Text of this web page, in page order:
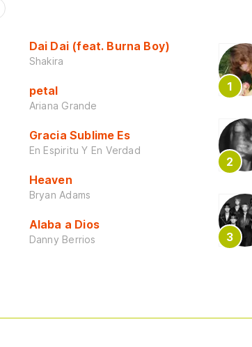
Dai Dai (feat. Burna Boy)
Shakira
petal
Ariana Grande
Gracia Sublime Es
En Espiritu Y En Verdad
Heaven
Bryan Adams
Alaba a Dios
Danny Berrios